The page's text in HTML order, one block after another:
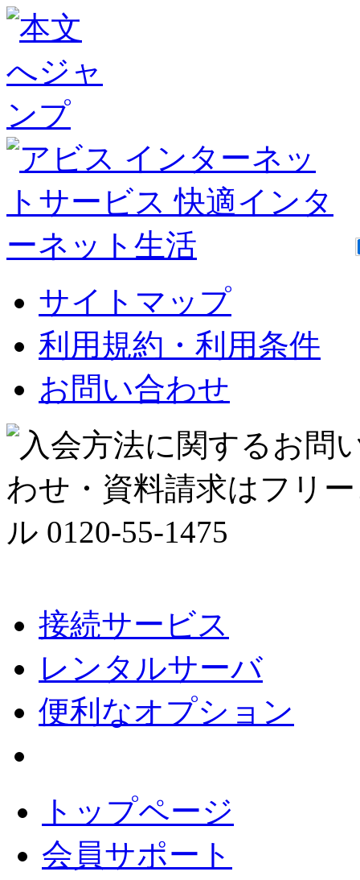
サイトマップ
利用規約・利用条件
お問い合わせ
接続サービス
レンタルサーバ
便利なオプション
トップページ
会員サポート